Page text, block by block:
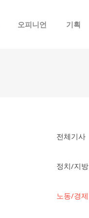
오피니언 기획
전체기사
정치/지방
노동/경제